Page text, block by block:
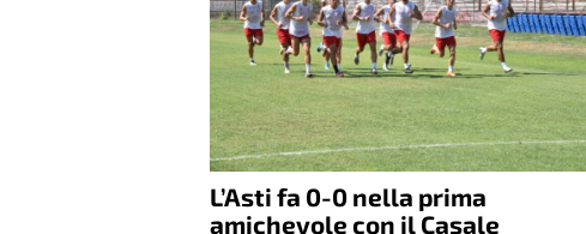
L’Asti fa 0-0 nella prima
amichevole con il Casale